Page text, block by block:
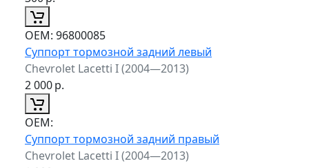
ОЕМ: 96800085
Суппорт тормозной задний левый
Chevrolet Lacetti I (2004—2013)
2 000р.
ОЕМ:
Суппорт тормозной задний правый
Chevrolet Lacetti I (2004—2013)